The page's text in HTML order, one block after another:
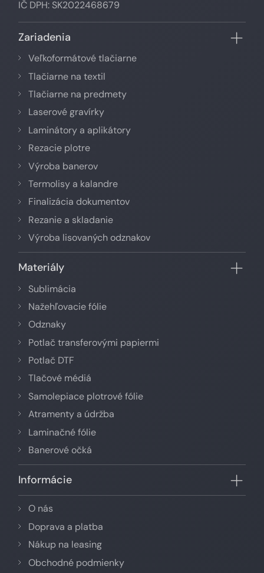
IČ DPH: SK2022468679
Zariadenia
Veľkoformátové tlačiarne
Tlačiarne na textil
Tlačiarne na predmety
Laserové gravírky
Laminátory a aplikátory
Rezacie plotre
Výroba banerov
Termolisy a kalandre
Finalizácia dokumentov
Rezanie a skladanie
Výroba lisovaných odznakov
Materiály
Sublimácia
Nažehľovacie fólie
Odznaky
Potlač transferovými papiermi
Potlač DTF
Tlačové médiá
Samolepiace plotrové fólie
Atramenty a údržba
Laminačné fólie
Banerové očká
Informácie
O nás
Doprava a platba
Nákup na leasing
Obchodné podmienky